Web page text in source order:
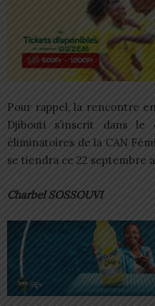
Pour rappel, la rencontre
Djibouti s’inscrit dans
éliminatoires de la CAN
se tiendra ce 22 septembre
Charbel SOSSOUVI